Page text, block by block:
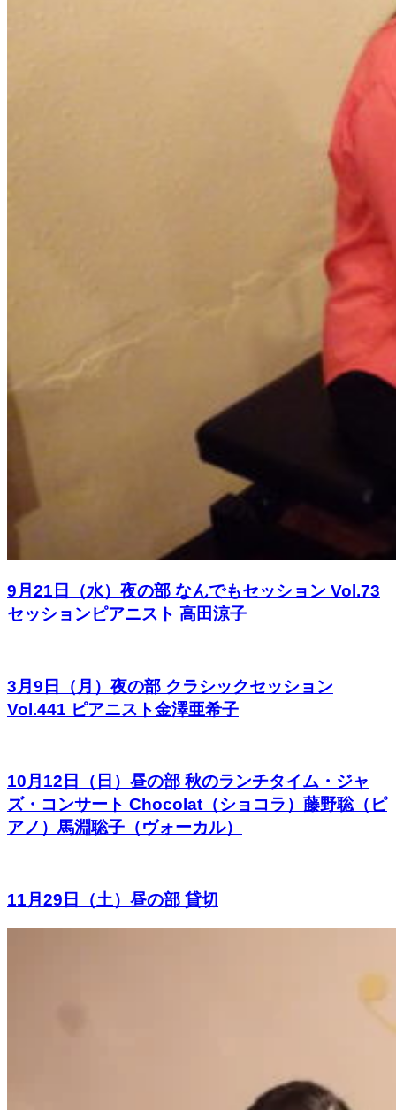
9月21日（水）夜の部 なんでもセッション Vol.73
セッションピアニスト 高田涼子
3月9日（月）夜の部 クラシックセッション
Vol.441 ピアニスト金澤亜希子
10月12日（日）昼の部 秋のランチタイム・ジャ
ズ・コンサート Chocolat（ショコラ）藤野聡（ピ
アノ）馬淵聡子（ヴォーカル）
11月29日（土）昼の部 貸切